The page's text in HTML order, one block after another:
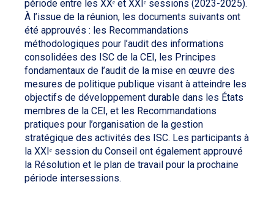
période entre les XXᵉ et XXIᵉ sessions (2023-2025).
À l’issue de la réunion, les documents suivants ont
été approuvés : les Recommandations
méthodologiques pour l’audit des informations
consolidées des ISC de la CEI, les Principes
fondamentaux de l’audit de la mise en œuvre des
mesures de politique publique visant à atteindre les
objectifs de développement durable dans les États
membres de la CEI, et les Recommandations
pratiques pour l’organisation de la gestion
stratégique des activités des ISC. Les participants à
la XXIᵉ session du Conseil ont également approuvé
la Résolution et le plan de travail pour la prochaine
période intersessions.